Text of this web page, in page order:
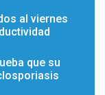
al viernes
que su